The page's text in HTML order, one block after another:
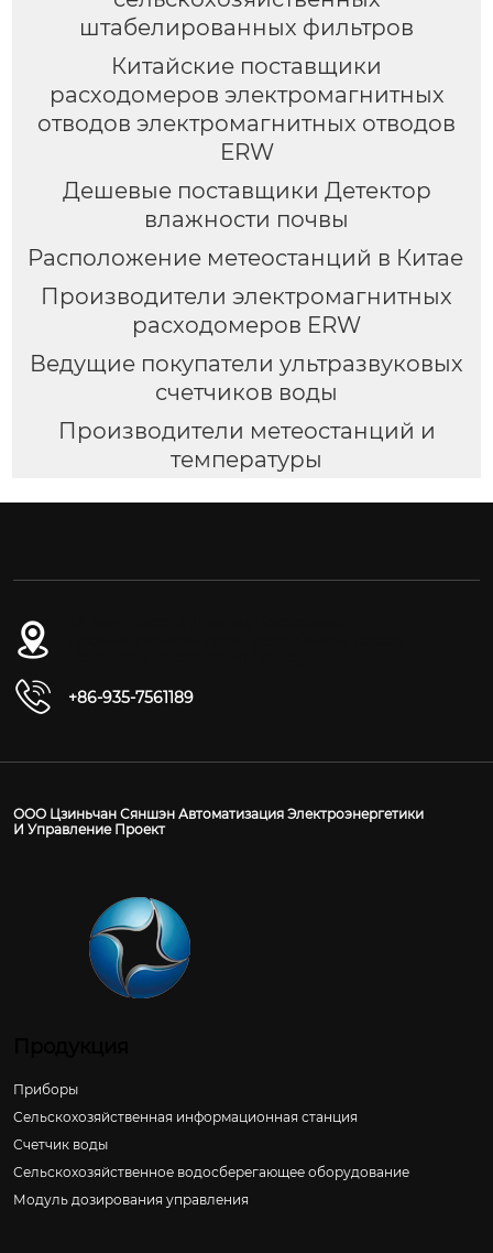
штабелированных фильтров
Китайские поставщики
расходомеров электромагнитных
отводов электромагнитных отводов
ERW
Дешевые поставщики Детектор
влажности почвы
Расположение метеостанций в Китае
Производители электромагнитных
расходомеров ERW
Ведущие покупатели ультразвуковых
счетчиков воды
Производители метеостанций и
температуры
+86-935-7561189
ООО Цзиньчан Сяншэн Автоматизация Электроэнергетики
И Управление Проект
Приборы
Сельскохозяйственная информационная станция
Счетчик воды
Сельскохозяйственное водосберегающее оборудование
Модуль дозирования управления